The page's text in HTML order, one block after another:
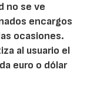
no se ve
encargos
ocasiones.
al usuario el
euro o dólar